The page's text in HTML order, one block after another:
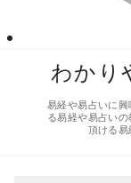
わかり
易経や易占いに
る易経や易占い
頂ける易